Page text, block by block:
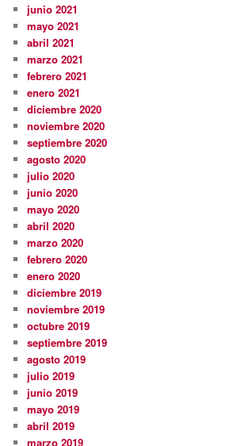
junio 2021
mayo 2021
abril 2021
marzo 2021
febrero 2021
enero 2021
diciembre 2020
noviembre 2020
septiembre 2020
agosto 2020
julio 2020
junio 2020
mayo 2020
abril 2020
marzo 2020
febrero 2020
enero 2020
diciembre 2019
noviembre 2019
octubre 2019
septiembre 2019
agosto 2019
julio 2019
junio 2019
mayo 2019
abril 2019
marzo 2019